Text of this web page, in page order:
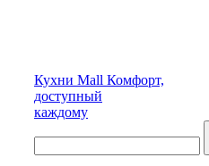
Кухни Mall Комфорт,
доступный
каждому